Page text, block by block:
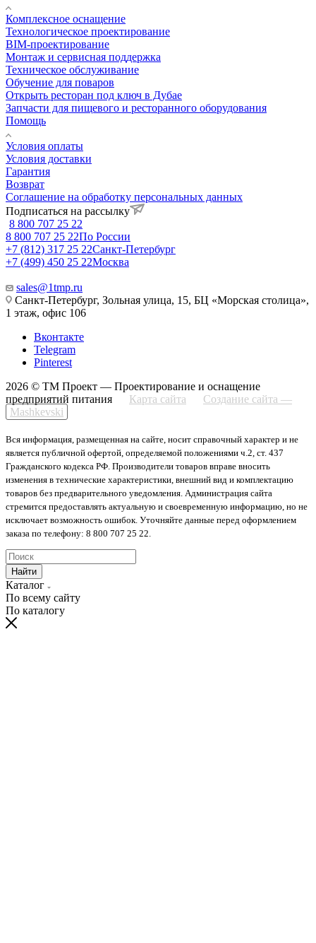
Комплексное оснащение
Технологическое проектирование
BIM-проектирование
Монтаж и сервисная поддержка
Техническое обслуживание
Обучение для поваров
Открыть ресторан под ключ в Дубае
Запчасти для пищевого и ресторанного оборудования
Помощь
Условия оплаты
Условия доставки
Гарантия
Возврат
Соглашение на обработку персональных данных
Подписаться на рассылку
8 800 707 25 22
8 800 707 25 22По России
+7 (812) 317 25 22Санкт-Петербург
+7 (499) 450 25 22Москва
sales@1tmp.ru
Санкт-Петербург, Зольная улица, 15, БЦ «Морская столица»,
1 этаж, офис 106
Вконтакте
Telegram
Pinterest
2026 © ТМ Проект — Проектирование и оснащение
предприятий питания
Карта сайта
Создание сайта —
Mashkevski
Вся информация, размещенная на сайте, носит справочный характер и не
является публичной офертой, определяемой положениями ч.2, ст. 437
Гражданского кодекса РФ. Производители товаров вправе вносить
изменения в технические характеристики, внешний вид и комплектацию
товаров без предварительного уведомления. Администрация сайта
стремится предоставлять актуальную и своевременную информацию, но не
исключает возможность ошибок. Уточняйте данные перед оформлением
заказа по телефону: 8 800 707 25 22.
Найти
Каталог
По всему сайту
По каталогу